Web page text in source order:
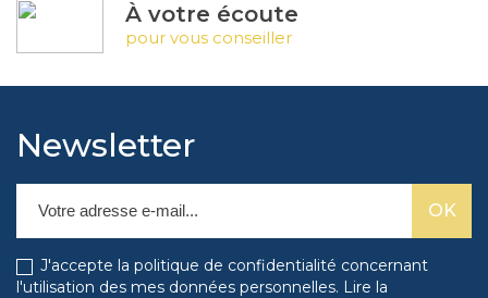
À votre écoute
pour vous conseiller
Newsletter
J'accepte la politique de confidentialité concernant
l'utilisation des mes données personnelles. Lire la